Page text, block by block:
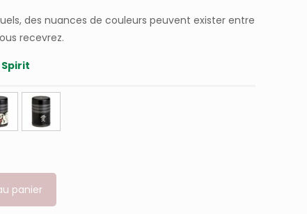
des nuances de couleurs peuvent exister entre
recevrez.
panier